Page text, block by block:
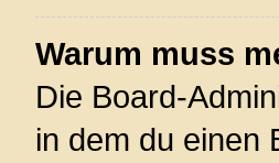
Warum muss
Die Board-
in dem du einen